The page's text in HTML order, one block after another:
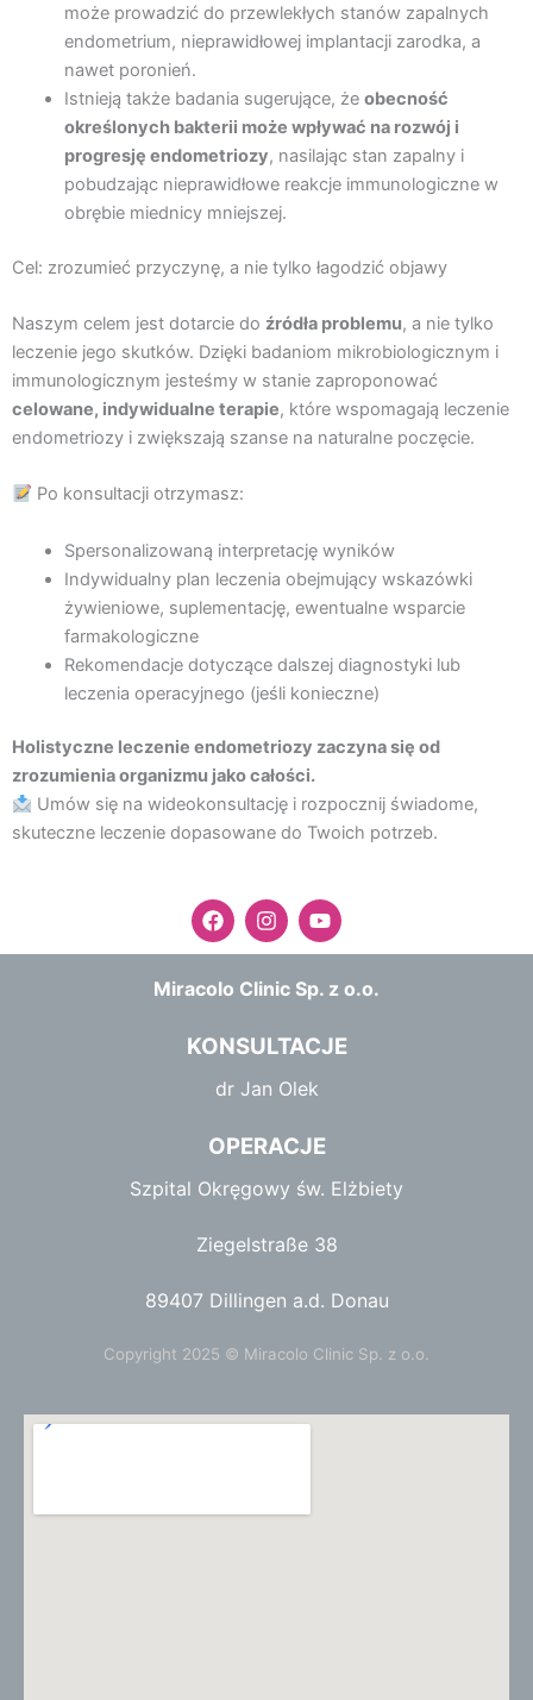
może prowadzić do przewlekłych stanów zapalnych
endometrium, nieprawidłowej implantacji zarodka, a
nawet poronień.
Istnieją także badania sugerujące, że obecność
określonych bakterii może wpływać na rozwój i
progresję endometriozy, nasilając stan zapalny i
pobudzając nieprawidłowe reakcje immunologiczne w
obrębie miednicy mniejszej.
Cel: zrozumieć przyczynę, a nie tylko łagodzić objawy
Naszym celem jest dotarcie do źródła problemu, a nie tylko
leczenie jego skutków. Dzięki badaniom mikrobiologicznym i
immunologicznym jesteśmy w stanie zaproponować
celowane, indywidualne terapie, które wspomagają leczenie
endometriozy i zwiększają szanse na naturalne poczęcie.
Po konsultacji otrzymasz:
Spersonalizowaną interpretację wyników
Indywidualny plan leczenia obejmujący wskazówki
żywieniowe, suplementację, ewentualne wsparcie
farmakologiczne
Rekomendacje dotyczące dalszej diagnostyki lub
leczenia operacyjnego (jeśli konieczne)
Holistyczne leczenie endometriozy zaczyna się od
zrozumienia organizmu jako całości.
Umów się na wideokonsultację i rozpocznij świadome,
skuteczne leczenie dopasowane do Twoich potrzeb.
F
a
c
b
o
k
I
n
s
a
r
a
m
Y
o
u
u
e
Miracolo Clinic Sp. z o.o.
KONSULTACJE
dr Jan Olek
OPERACJE
Szpital Okręgowy św. Elżbiety
Ziegelstraße 38
89407 Dillingen a.d. Donau
Copyright 2025 © Miracolo Clinic Sp. z o.o.